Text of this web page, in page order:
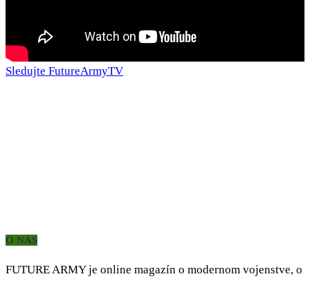
Sledujte FutureArmyTV
O NÁS
FUTURE ARMY je online magazín o modernom vojenstve, o